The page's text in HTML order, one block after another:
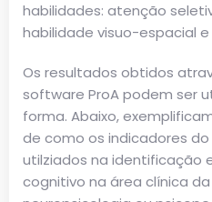
habilidades: atenção
habilidade visuo-espacial
Os resultados obtidos
software ProA podem ser
forma. Abaixo,
de como os indicadores
utilziados na identificação
cognitivo na área clínica